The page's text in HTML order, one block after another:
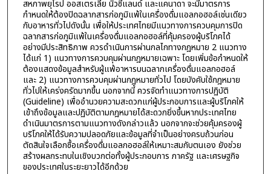
สหภาพยุโรป ออสเตรเลีย นิวซีแลนด์ และแคนาดา จะมีมาตรการ
กำหนดให้ต้องปิดฉลากสารก่อภูมิแพ้ในเครื่องดื่มแอลกอฮอล์เช่นเดียว
กับอาหารทั่วไปดังนั้น เพื่อให้ประเทศไทยมีแนวทางการควบคุมการปิด
ฉลากสารก่อภูมิแพ้ในเครื่องดื่มแอลกอฮอล์ที่คุ้มครองผู้บริโภคได้
อย่างมีประสิทธิภาพ ควรดำเนินการผ่านกลไกทางกฎหมาย 2 แนวทาง
ได้แก่ 1) แนวทางการควบคุมผ่านกฎหมายเฉพาะ โดยเพิ่มข้อกำหนดให้
ต้องแสดงข้อมูลสำหรับผู้แพ้อาหารบนฉลากเครื่องดื่มแอลกอฮอล์
และ 2) แนวทางการควบคุมผ่านกฎหมายทั่วไป โดยบังคับใช้กฎหมาย
ทั่วไปให้เคร่งครัดมากขึ้น นอกจากนี้ ควรจัดทำแนวทางการปฏิบัติ
(Guideline) เพื่ออำนวยความสะดวกแก่ผู้ประกอบการและผู้บริโภคให้
เข้าถึงข้อมูลและปฏิบัติตามกฎหมายได้สะดวกยิ่งขึ้นหากประเทศไทย
ดำเนินมาตรการตามแนวทางดังกล่าวแล้ว นอกจากจะช่วยคุ้มครองผู้
บริโภคให้ได้รับความปลอดภัยและข้อมูลที่จำเป็นอย่างครบถ้วนก่อน
ตัดสินใจเลือกซื้อเครื่องดื่มแอลกอฮอล์ให้เหมาะสมกับตนเอง ยังช่วย
สร้างผลกระทบในเชิงบวกต่อทั้งผู้ประกอบการ ภาครัฐ และเศรษฐกิจ
ของประเทศในระยะยาวได้อีกด้วย